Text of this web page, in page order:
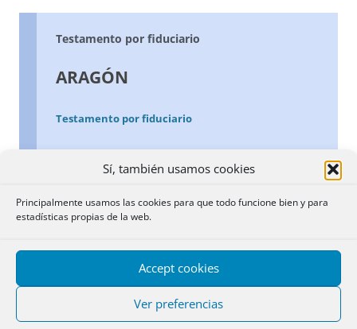
Sí, también usamos cookies
Principalmente usamos las cookies para que todo funcione bien y para
estadísticas propias de la web.
Accept cookies
Ver preferencias
Testamento por fiduciario
ARAGÓN
Testamento por fiduciario
a la vigencia del Apéndice aragonés la atribución a dos
instituir heredero por testamento, dada la insuficiente
regulación de esta materia en el Apéndice, el problema
de derecho intertemporal ha de regularse por las
normas transitorias del Código Civil, en el sentido de la